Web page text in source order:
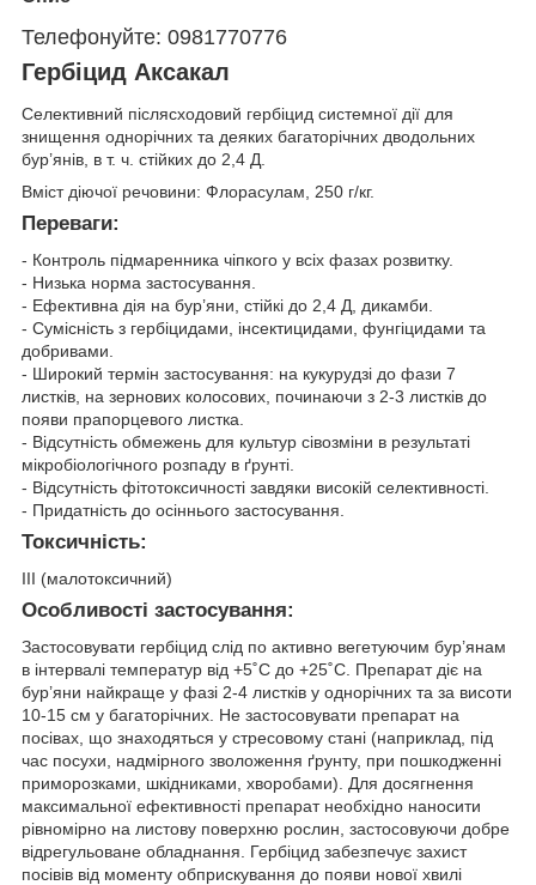
Телефонуйте: 0981770776
Гербіцид Аксакал
Селективний післясходовий гербіцид системної дії для
знищення однорічних та деяких багаторічних дводольних
бур’янів, в т. ч. стійких до 2,4 Д.
Вміст діючої речовини: Флорасулам, 250 г/кг.
Переваги:
- Контроль підмаренника чіпкого у всіх фазах розвитку.
- Низька норма застосування.
- Ефективна дія на бур’яни, стійкі до 2,4 Д, дикамби.
- Сумісність з гербіцидами, інсектицидами, фунгіцидами та
добривами.
- Широкий термін застосування: на кукурудзі до фази 7
листків, на зернових колосових, починаючи з 2-3 листків до
появи прапорцевого листка.
- Відсутність обмежень для культур сівозміни в результаті
мікробіологічного розпаду в ґрунті.
- Відсутність фітотоксичності завдяки високій селективності.
- Придатність до осіннього застосування.
Токсичність:
III (малотоксичний)
Особливості застосування:
Застосовувати гербіцид слід по активно вегетуючим бур’янам
в інтервалі температур від +5˚С до +25˚С. Препарат діє на
бур’яни найкраще у фазі 2-4 листків у однорічних та за висоти
10-15 см у багаторічних. Не застосовувати препарат на
посівах, що знаходяться у стресовому стані (наприклад, під
час посухи, надмірного зволоження ґрунту, при пошкодженні
приморозками, шкідниками, хворобами). Для досягнення
максимальної ефективності препарат необхідно наносити
рівномірно на листову поверхню рослин, застосовуючи добре
відрегульоване обладнання. Гербіцид забезпечує захист
посівів від моменту обприскування до появи нової хвилі